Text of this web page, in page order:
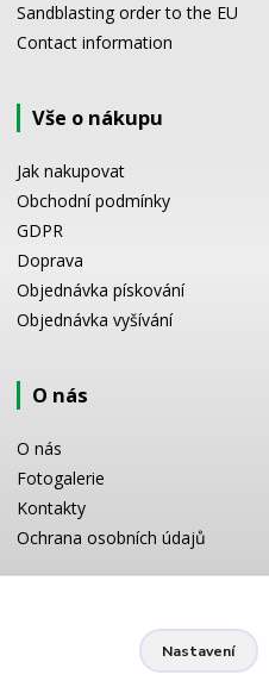
Sandblasting order to the EU
Contact information
Vše o nákupu
Jak nakupovat
Obchodní podmínky
GDPR
Doprava
Objednávka pískování
Objednávka vyšívání
O nás
O nás
Fotogalerie
Kontakty
Ochrana osobních údajů
Potřebujete poradit s
Nastavení